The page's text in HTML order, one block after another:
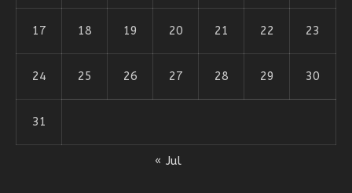
17 18 19 20 21 22 23
24 25 26 27 28 29 30
31
« Jul